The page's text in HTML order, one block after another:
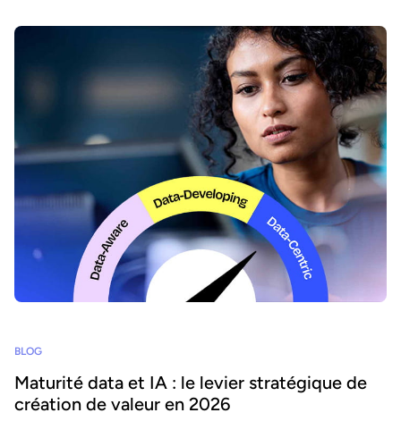
BLOG
Maturité data et IA : le levier stratégique de
création de valeur en 2026